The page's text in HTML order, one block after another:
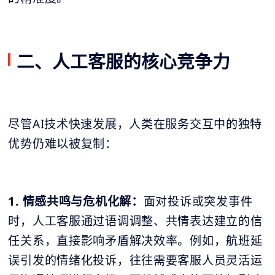
二、人工客服的核心竞争力
尽管AI技术快速发展，人类在服务交互中的独特
优势仍难以被复制：
1. 情感共鸣与危机化解： 面对投诉或突发事件
时，人工客服通过语调调整、共情表达建立的信
任关系，直接影响矛盾解决效率。例如，航班延
误引发的情绪化投诉，往往需要客服人员灵活运